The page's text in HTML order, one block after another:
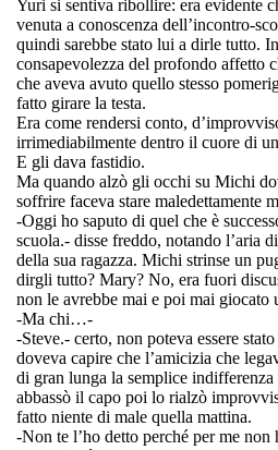
Yuri si sentiva ribollire: era evidente
venuta a conoscenza dell’incontro-
quindi sarebbe stato lui a dirle tutto.
consapevolezza del profondo affetto
che aveva avuto quello stesso
fatto girare la testa.
Era come rendersi conto,
irrimediabilmente dentro il cuore di
E gli dava fastidio.
Ma quando alzò gli occhi su Michi
soffrire faceva stare maledettamente
-Oggi ho saputo di quel che è
scuola.- disse freddo, notando l’aria
della sua ragazza. Michi strinse un
dirgli tutto? Mary? No, era fuori
non le avrebbe mai e poi mai giocato
-Ma chi…-
-Steve.- certo, non poteva essere
doveva capire che l’amicizia che
di gran lunga la semplice
abbassò il capo poi lo rialzò
fatto niente di male quella mattina.
-Non te l’ho detto perché per me